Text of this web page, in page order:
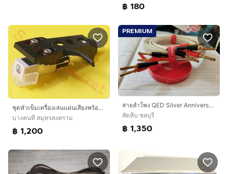
฿ 180
ชุดหัวเข็มเครื่องเล่นแผ่นเสียงพร้อมเฮดเชล สำหรับเครื่องเล่นเทิร์นเทเบิ้ล เครื่องเล่นแผ่นเสียงโบราณ
บางคนที สมุทรสงคราม
฿ 1,200
PREMIUM
สายลำโพง QED Silver Anniversary XT
สัตหีบ ชลบุรี
฿ 1,350